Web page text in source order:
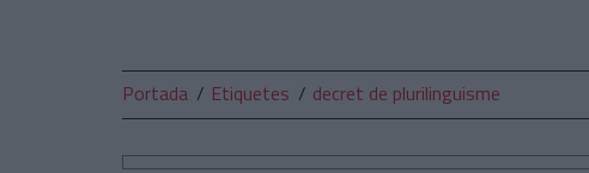
Portada Etiquetes decret de plurilinguisme